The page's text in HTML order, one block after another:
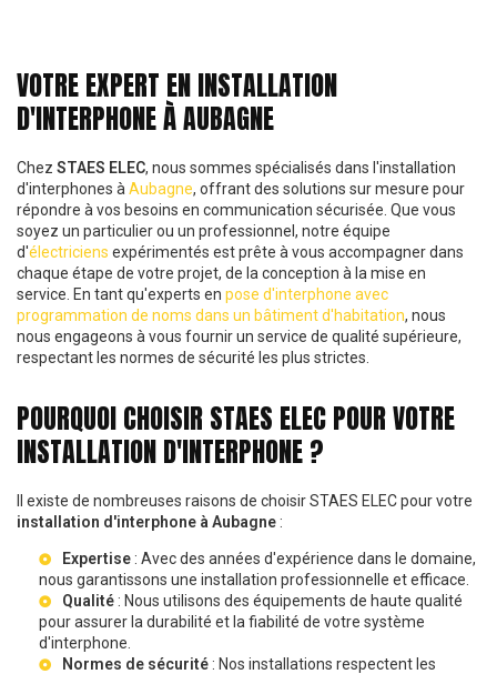
VOTRE EXPERT EN INSTALLATION
D'INTERPHONE À AUBAGNE
Chez STAES ELEC, nous sommes spécialisés dans l'installation
d'interphones à Aubagne, offrant des solutions sur mesure pour
répondre à vos besoins en communication sécurisée. Que vous
soyez un particulier ou un professionnel, notre équipe
d'électriciens expérimentés est prête à vous accompagner dans
chaque étape de votre projet, de la conception à la mise en
service. En tant qu'experts en pose d'interphone avec
programmation de noms dans un bâtiment d'habitation, nous
nous engageons à vous fournir un service de qualité supérieure,
respectant les normes de sécurité les plus strictes.
POURQUOI CHOISIR STAES ELEC POUR VOTRE
INSTALLATION D'INTERPHONE ?
Il existe de nombreuses raisons de choisir STAES ELEC pour votre
installation d'interphone à Aubagne :
Expertise : Avec des années d'expérience dans le domaine,
nous garantissons une installation professionnelle et efficace.
Qualité : Nous utilisons des équipements de haute qualité
pour assurer la durabilité et la fiabilité de votre système
d'interphone.
Normes de sécurité : Nos installations respectent les